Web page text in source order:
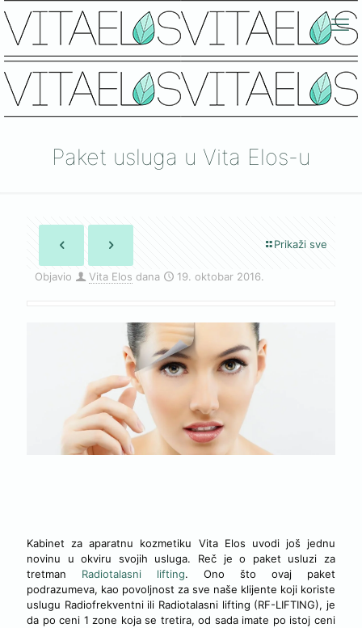
Paket usluga u Vita Elos-u
Prikaži sve
Objavio Vita Elos dana 19. oktobar 2016.
Kabinet za aparatnu kozmetiku Vita Elos uvodi još jednu
novinu u okviru svojih usluga. Reč je o paket usluzi za
tretman Radiotalasni lifting. Ono što ovaj paket
podrazumeva, kao povoljnost za sve naše klijente koji koriste
uslugu Radiofrekventni ili Radiotalasni lifting (RF-LIFTING), je
da po ceni 1 zone koja se tretira, od sada imate po istoj ceni